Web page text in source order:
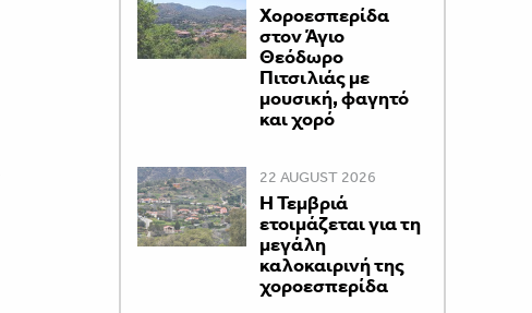
Χοροεσπερίδα
στον Άγιο
Θεόδωρο
Πιτσιλιάς με
μουσική, φαγητό
και χορό
22 AUGUST 2026
Η Τεμβριά
ετοιμάζεται για τη
μεγάλη
καλοκαιρινή της
χοροεσπερίδα